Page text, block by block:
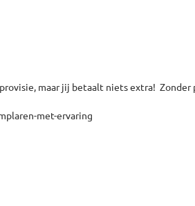
maar jij betaalt niets extra! Zonder
met-ervaring